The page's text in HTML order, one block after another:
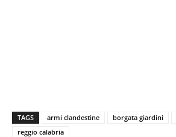
TAGS armi clandestine borgata giardini
reggio calabria